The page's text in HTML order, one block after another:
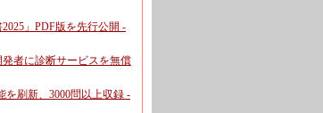
」PDF版を先行公開 -
者に診断サービスを無償
を刷新、3000問以上収録 -